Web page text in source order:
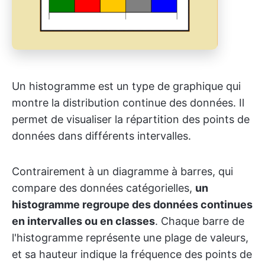
Un histogramme est un type de graphique qui
montre la distribution continue des données. Il
permet de visualiser la répartition des points de
données dans différents intervalles.
Contrairement à un diagramme à barres, qui
compare des données catégorielles, un
histogramme regroupe des données continues
en intervalles ou en classes. Chaque barre de
l'histogramme représente une plage de valeurs,
et sa hauteur indique la fréquence des points de